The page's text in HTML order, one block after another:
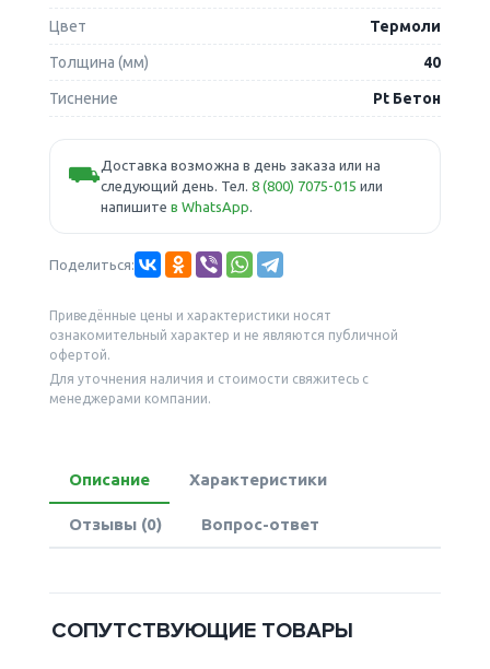
Цвет Термоли
Толщина (мм) 40
Тиснение Pt Бетон
⛟Доставка возможна в день заказа или на
следующий день. Тел. 8 (800) 7075-015 или
напишите в WhatsApp.
Поделиться:
Приведённые цены и характеристики носят
ознакомительный характер и не являются публичной
офертой.
Для уточнения наличия и стоимости свяжитесь с
менеджерами компании.
Описание Характеристики
Отзывы (0) Вопрос-ответ
СОПУТСТВУЮЩИЕ ТОВАРЫ